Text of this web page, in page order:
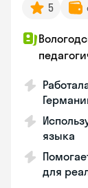
5
языка
для